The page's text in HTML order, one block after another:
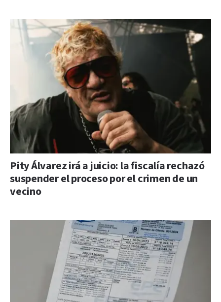
Pity Álvarez irá a juicio: la fiscalía rechazó
suspender el proceso por el crimen de un
vecino